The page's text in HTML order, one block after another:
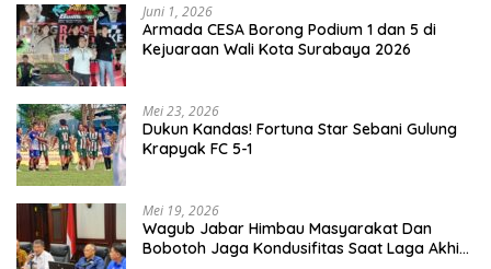
Juni 1, 2026
Armada CESA Borong Podium 1 dan 5 di
Kejuaraan Wali Kota Surabaya 2026
Mei 23, 2026
Dukun Kandas! Fortuna Star Sebani Gulung
Krapyak FC 5-1
Mei 19, 2026
Wagub Jabar Himbau Masyarakat Dan
Bobotoh Jaga Kondusifitas Saat Laga Akhir